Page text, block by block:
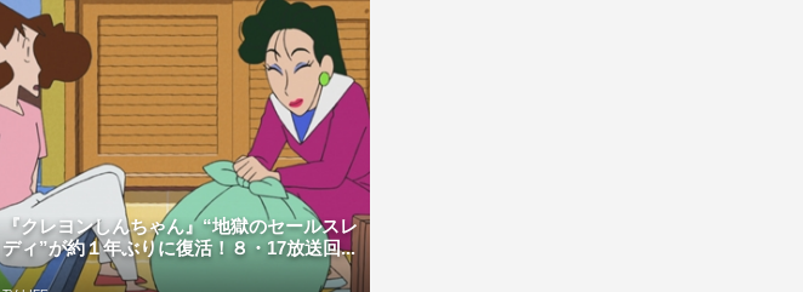
『クレヨンしんちゃん』“地獄のセールスレ
ディ”が約１年ぶりに復活！８・17放送回...